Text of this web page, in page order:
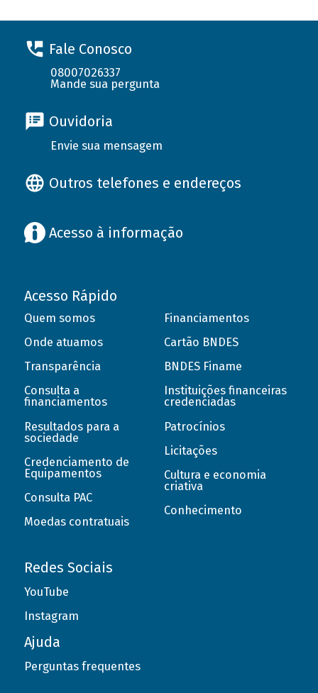
Fale Conosco
08007026337
Mande sua pergunta
Ouvidoria
Envie sua mensagem
Outros telefones e endereços
Acesso à informação
Acesso Rápido
Quem somos
Onde atuamos
Transparência
Consulta a
financiamentos
Resultados para a
sociedade
Credenciamento de
Equipamentos
Consulta PAC
Moedas contratuais
Financiamentos
Cartão BNDES
BNDES Finame
Instituições financeiras
credenciadas
Patrocínios
Licitações
Cultura e economia
criativa
Conhecimento
Redes Sociais
YouTube
Instagram
Ajuda
Perguntas frequentes